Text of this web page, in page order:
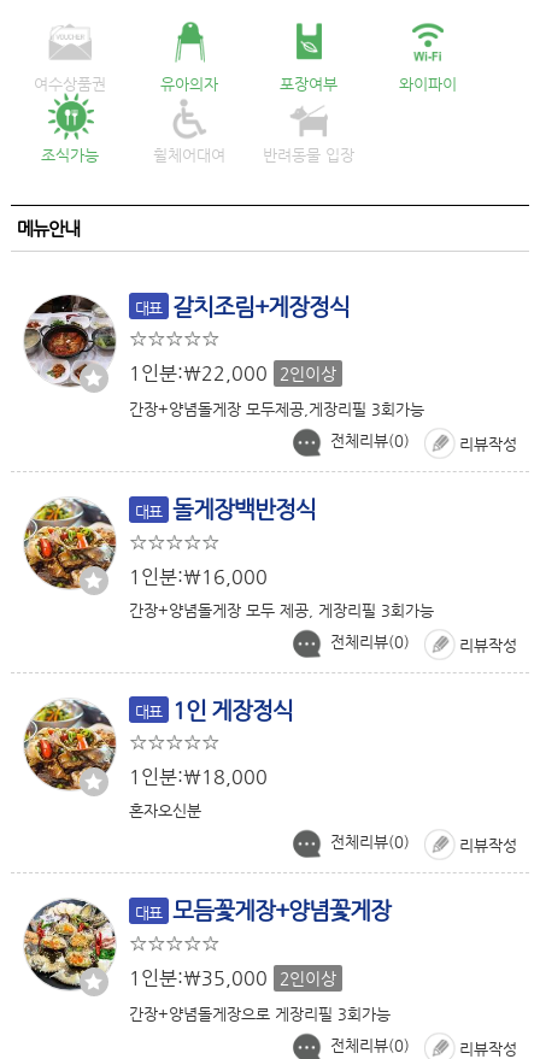
여수상품권 유아의자 포장여부 와이파이
조식가능 휠체어대여 반려동물 입장
메뉴안내
대표 갈치조림+게장정식
1인분:￦22,000 2인이상
간장+양념돌게장 모두제공,게장리필 3회가능
리뷰작성
전체리뷰(0)
대표 돌게장백반정식
1인분:￦16,000
간장+양념돌게장 모두 제공, 게장리필 3회가능
리뷰작성
전체리뷰(0)
대표 1인 게장정식
1인분:￦18,000
혼자오신분
리뷰작성
전체리뷰(0)
대표 모듬꽃게장+양념꽃게장
1인분:￦35,000 2인이상
간장+양념돌게장으로 게장리필 3회가능
리뷰작성
전체리뷰(0)